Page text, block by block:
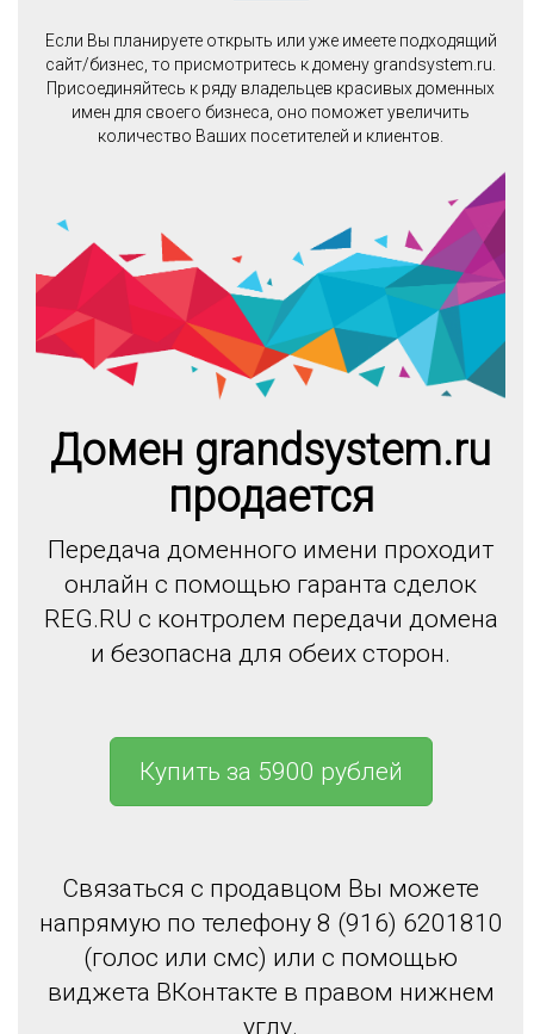
Если Вы планируете открыть или уже имеете подходящий
сайт/бизнес, то присмотритесь к домену grandsystem.ru.
Присоединяйтесь к ряду владельцев красивых доменных
имен для своего бизнеса, оно поможет увеличить
количество Ваших посетителей и клиентов.
Домен grandsystem.ru
продается
Передача доменного имени проходит
онлайн с помощью гаранта сделок
REG.RU с контролем передачи домена
и безопасна для обеих сторон.
Купить за 5900 рублей
Связаться с продавцом Вы можете
напрямую по телефону 8 (916) 6201810
(голос или смс) или с помощью
виджета ВКонтакте в правом нижнем
углу.